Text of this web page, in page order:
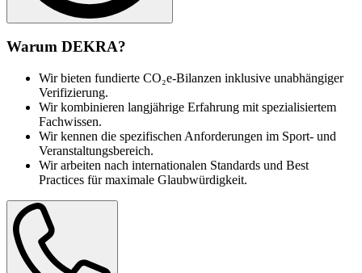
Sichern Sie sich maximale Glaubwürdigkeit: Wir begleiten Sie bei
der Verifizierung der Treibhausgasbilanz Ihrer Organisation und
stellen sicher, dass Ihre Berechnungen dem internationalen Standard
des Greenhouse Gas Protocol (GHG) entsprechen. Mit einer
fundierten Verifizierung Ihrer CO₂e-Bilanz in allen relevanten Scope
1, 2 und 3 Emissionsbereichen erfüllen Sie nicht nur die
Anforderungen Ihrer Stakeholder, sondern demonstrieren auch Ihr
Engagement für Transparenz und Nachhaltigkeit. Im Rahmen einer
erweiterten Zertifizierung beraten wir Sie umfassend zu geeigneten
Kompensationsprojekten und verifizieren die Stilllegung der
erworbenen CO₂e-Zertifikate.
Warum DEKRA?
Wir bieten fundierte CO₂e-Bilanzen inklusive unabhängiger
Verifizierung.
Wir kombinieren langjährige Erfahrung mit spezialisiertem
Fachwissen.
Wir kennen die spezifischen Anforderungen im Sport- und
Veranstaltungsbereich.
Wir arbeiten nach internationalen Standards und Best
Practices für maximale Glaubwürdigkeit.